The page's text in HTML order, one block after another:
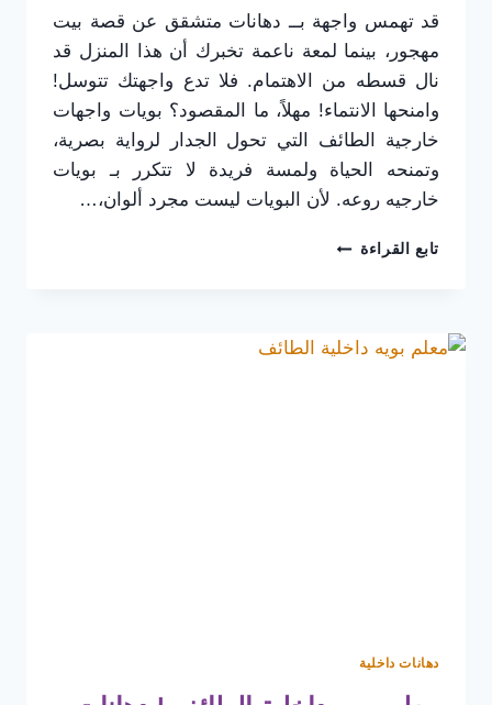
قد تهمس واجهة بــ دهانات متشقق عن قصة بيت
مهجور، بينما لمعة ناعمة تخبرك أن هذا المنزل قد
نال قسطه من الاهتمام. فلا تدع واجهتك تتوسل!
وامنحها الانتماء! مهلاً، ما المقصود؟ بويات واجهات
خارجية الطائف التي تحول الجدار لرواية بصرية،
وتمنحه الحياة ولمسة فريدة لا تتكرر بـ بويات
خارجيه روعه. لأن البويات ليست مجرد ألوان،…
تابع القراءة بويات
أحدث
ألوان
دهانات داخلية